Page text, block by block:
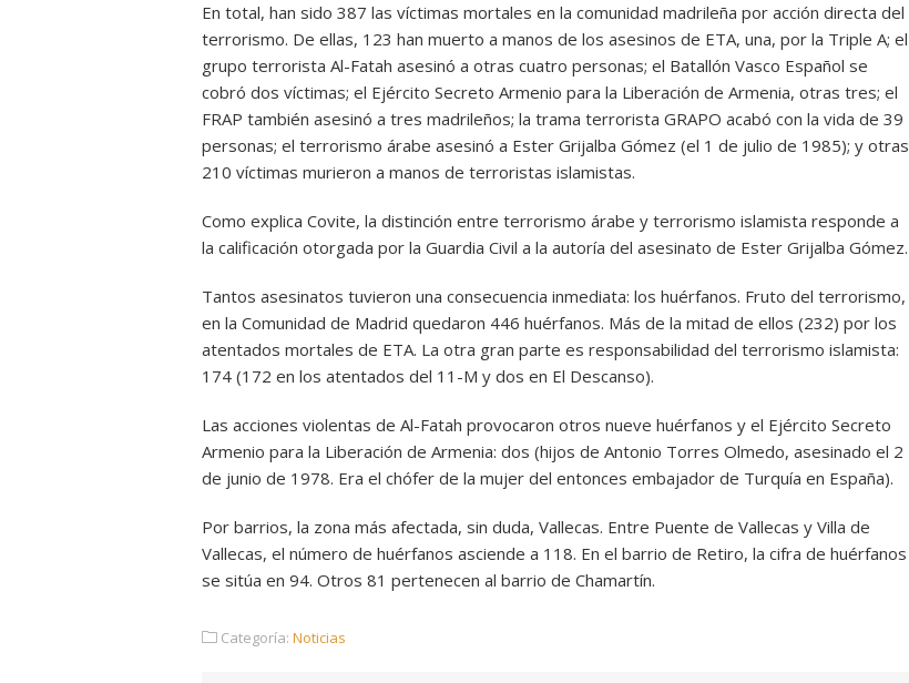
En total, han sido 387 las víctimas mortales en la comunidad madrileña por acción directa del
terrorismo. De ellas, 123 han muerto a manos de los asesinos de ETA, una, por la Triple A; el
grupo terrorista Al-Fatah asesinó a otras cuatro personas; el Batallón Vasco Español se
cobró dos víctimas; el Ejército Secreto Armenio para la Liberación de Armenia, otras tres; el
FRAP también asesinó a tres madrileños; la trama terrorista GRAPO acabó con la vida de 39
personas; el terrorismo árabe asesinó a Ester Grijalba Gómez (el 1 de julio de 1985); y otras
210 víctimas murieron a manos de terroristas islamistas.
Como explica Covite, la distinción entre terrorismo árabe y terrorismo islamista responde a
la calificación otorgada por la Guardia Civil a la autoría del asesinato de Ester Grijalba Gómez.
Tantos asesinatos tuvieron una consecuencia inmediata: los huérfanos. Fruto del terrorismo,
en la Comunidad de Madrid quedaron 446 huérfanos. Más de la mitad de ellos (232) por los
atentados mortales de ETA. La otra gran parte es responsabilidad del terrorismo islamista:
174 (172 en los atentados del 11-M y dos en El Descanso).
Las acciones violentas de Al-Fatah provocaron otros nueve huérfanos y el Ejército Secreto
Armenio para la Liberación de Armenia: dos (hijos de Antonio Torres Olmedo, asesinado el 2
de junio de 1978. Era el chófer de la mujer del entonces embajador de Turquía en España).
Por barrios, la zona más afectada, sin duda, Vallecas. Entre Puente de Vallecas y Villa de
Vallecas, el número de huérfanos asciende a 118. En el barrio de Retiro, la cifra de huérfanos
se sitúa en 94. Otros 81 pertenecen al barrio de Chamartín.
Categoría: Noticias